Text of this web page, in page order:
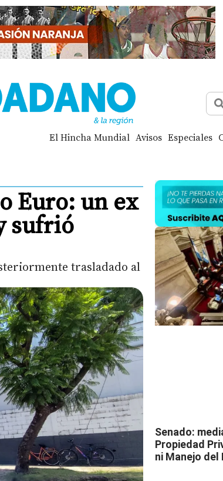
El Hincha Mundial Avisos Especiales
Euro: un ex
sufrió
trasladado al
Senado:
Propiedad
ni Manejo del